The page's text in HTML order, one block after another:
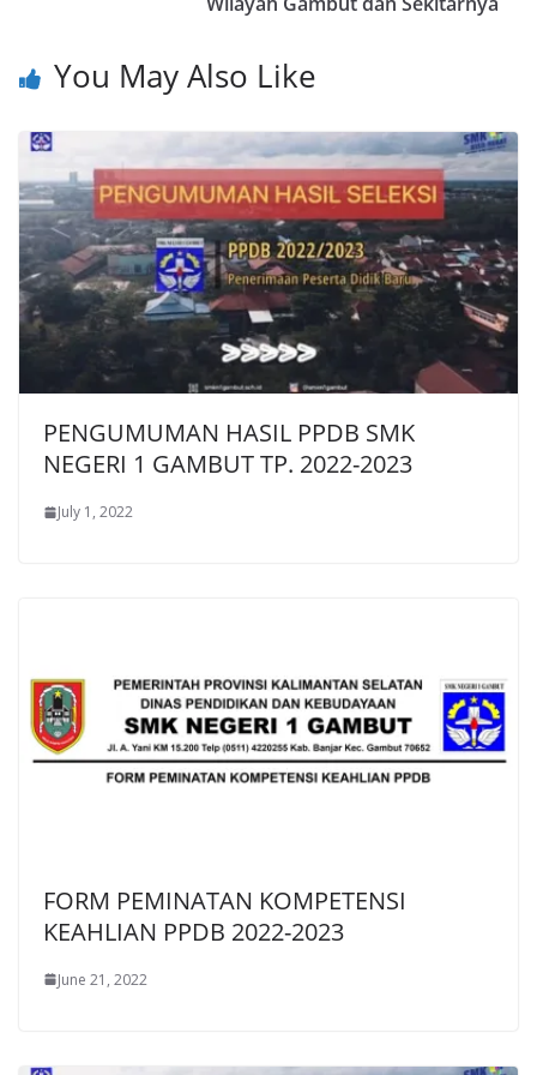
You May Also Like
PENGUMUMAN HASIL PPDB SMK
NEGERI 1 GAMBUT TP. 2022-2023
July 1, 2022
FORM PEMINATAN KOMPETENSI
KEAHLIAN PPDB 2022-2023
June 21, 2022